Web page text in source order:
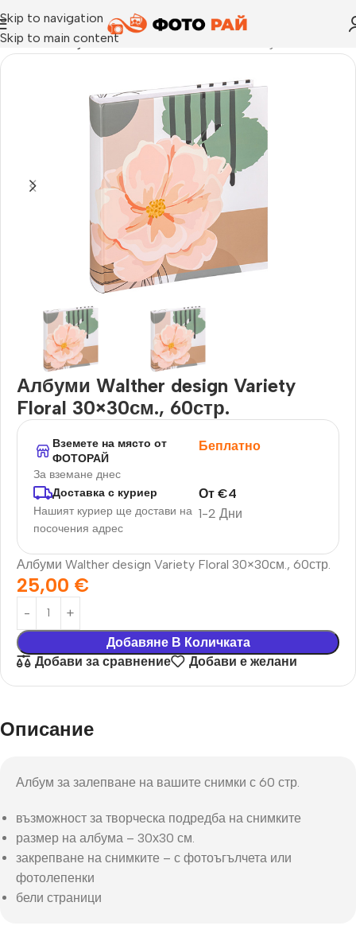
Skip to navigation
Skip to main content
Начало›Албум за залепване на снимки
Албуми Walther design Variety
Floral 30×30см., 60стр.
Вземете на място от
ФОТОРАЙ
За вземане днес
Беплатно
Доставка с куриер
Нашият куриер ще достави на
посочения адрес
1-2 Дни
От€4
Албуми Walther design Variety Floral 30×30см., 60стр.
25,00 €
Добавяне В Количката
Добави за сравнение
Добави е желани
Описание
Албум за залепване на вашите снимки с 60 стр.
възможност за творческа подредба на снимките
размер на албума – 30х30 см.
закрепване на снимките – с фотоъгълчета или
фотолепенки
бели страници